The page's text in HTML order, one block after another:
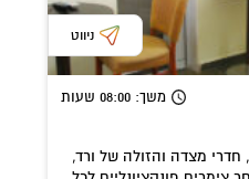
ניווט
משך: 08:00 שעות
חדרי מצדה והזולה של ורד,